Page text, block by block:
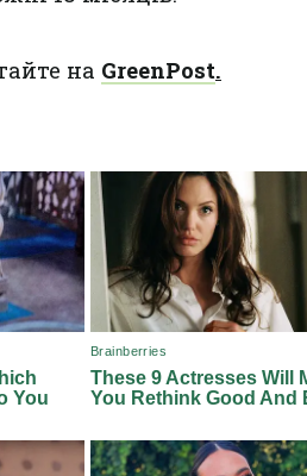
на GreenPost.